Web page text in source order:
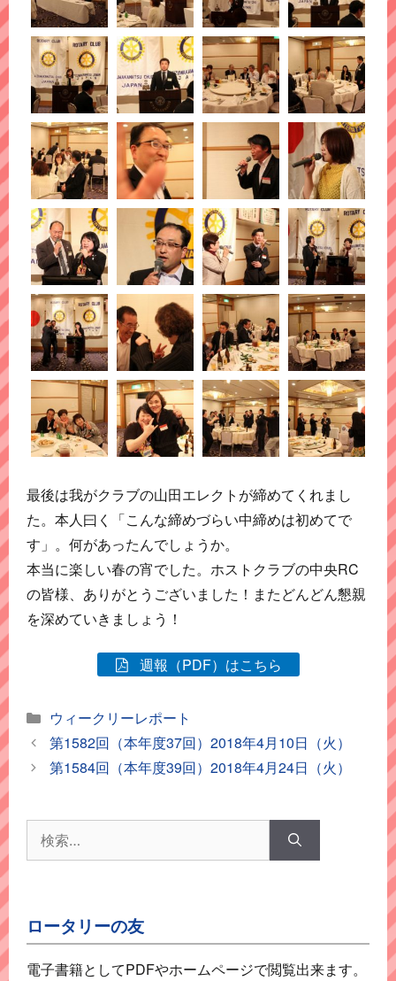
最後は我がクラブの山田エレクトが締めてくれまし
た。本人曰く「こんな締めづらい中締めは初めてで
す」。何があったんでしょうか。
本当に楽しい春の宵でした。ホストクラブの中央RC
の皆様、ありがとうございました！またどんどん懇親
を深めていきましょう！
週報（PDF）はこちら
カ
テ
ゴ
リ
ウィークリーレポート
第1582回（本年度37回）2018年4月10日（火）
第1584回（本年度39回）2018年4月24日（火）
索:
ロータリーの友
電子書籍としてPDFやホームページで閲覧出来ます。